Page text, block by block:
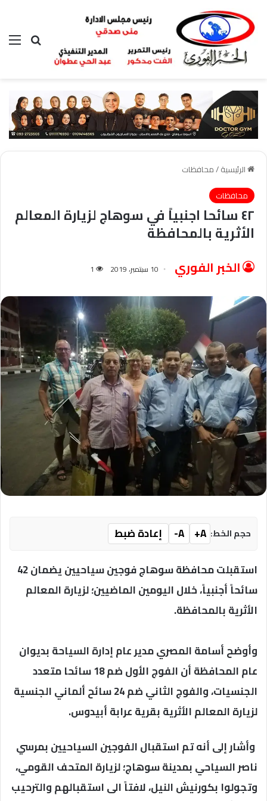
بحث عن
الرئيسية/محافظات
محافظات
٤٢ سائحا اجنبياً في سوهاج لزيارة المعالم
الأثرية بالمحافظة
الخبر الفوري 10 سبتمبر، 2019 1
حجم الخط: A+
A-
إعادة ضبط
استقبلت محافظة سوهاج فوجين سياحيين يضمان 42
سائحاً أجنبياً، خلال اليومين الماضيين؛ لزيارة المعالم
الأثرية بالمحافظة.
وأوضح أسامة المصري مدير عام إدارة السياحة بديوان
عام المحافظة أن الفوج الأول ضم 18 سائحا متعدد
الجنسيات، والفوج الثاني ضم 24 سائح ألماني الجنسية
لزيارة المعالم الأثرية بقرية عرابة أبيدوس.
وأشار إلى أنه تم استقبال الفوجين السياحيين بمرسي
ناصر السياحي بمدينة سوهاج؛ لزيارة المتحف القومي،
وتجولوا بكورنيش النيل، لافتاً الى استقبالهم والترحيب